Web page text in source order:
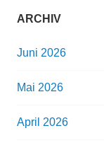
ARCHIV
Juni 2026
Mai 2026
April 2026